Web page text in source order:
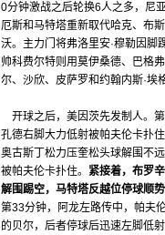
0分钟激战之后轮换6人之多，尼
厄斯和马特塔重新取代哈克、布
沃。主力门将弗洛里安·穆勒因脚
帅科费尔特则用莫伊桑德、巴格
尔、沙欣、皮萨罗和约翰内斯·埃
开球之后，美因茨先发制人。
孔德右脚大力低射被帕夫伦卡扑
奥古斯丁松力压奎松头球解围不
被帕夫伦卡扑住。 紧接着，布罗
解围踢空，马特塔反越位停球顺
第33分钟，阿龙左路传中，帕夫
的贝尔，后者停球后迅速左脚低